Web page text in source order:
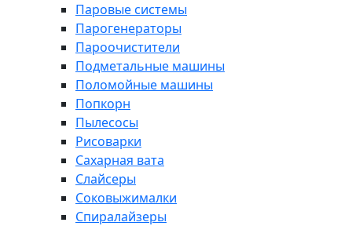
Паровые системы
Парогенераторы
Пароочистители
Подметальные машины
Поломойные машины
Попкорн
Пылесосы
Рисоварки
Сахарная вата
Слайсеры
Соковыжималки
Спиралайзеры